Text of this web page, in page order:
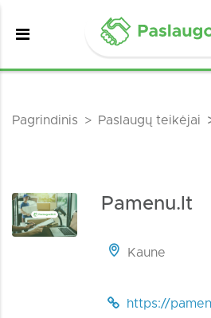
Pagrindinis Paslaugų teikėjai
Pamenu.lt
Kaune
https://